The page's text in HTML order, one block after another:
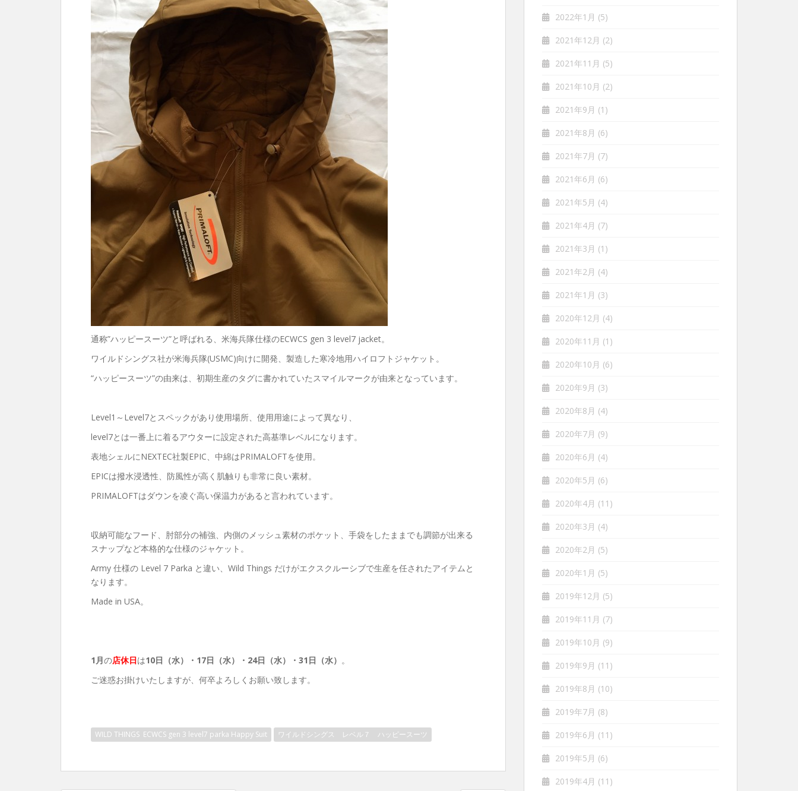
通称”ハッピースーツ”と呼ばれる、米海兵隊仕様のECWCS gen 3 level7 jacket。
ワイルドシングス社が米海兵隊(USMC)向けに開発、製造した寒冷地用ハイロフトジャケット。
“ハッピースーツ”の由来は、初期生産のタグに書かれていたスマイルマークが由来となっています。
Level1～Level7とスペックがあり使用場所、使用用途によって異なり、
level7とは一番上に着るアウターに設定された高基準レベルになります。
表地シェルにNEXTEC社製EPIC、中綿はPRIMALOFTを使用。
EPICは撥水浸透性、防風性が高く肌触りも非常に良い素材。
PRIMALOFTはダウンを凌ぐ高い保温力があると言われています。
収納可能なフード、肘部分の補強、内側のメッシュ素材のポケット、手袋をしたままでも調節が出来る
スナップなど本格的な仕様のジャケット。
Army 仕様の Level 7 Parka と違い、Wild Things だけがエクスクルーシブで生産を任されたアイテムと
なります。
Made in USA。
1月の店休日は10日（水） ・17日（水）・24日（水）・31日（水） 。
ご迷惑お掛けいたしますが、何卒よろしくお願い致します。
WILD THINGS ECWCS gen 3 level7 parka Happy Suit ワイルドシングス レベル７ ハッピースーツ
2022年1月 (5)
2021年12月 (2)
2021年11月 (5)
2021年10月 (2)
2021年9月 (1)
2021年8月 (6)
2021年7月 (7)
2021年6月 (6)
2021年5月 (4)
2021年4月 (7)
2021年3月 (1)
2021年2月 (4)
2021年1月 (3)
2020年12月 (4)
2020年11月 (1)
2020年10月 (6)
2020年9月 (3)
2020年8月 (4)
2020年7月 (9)
2020年6月 (4)
2020年5月 (6)
2020年4月 (11)
2020年3月 (4)
2020年2月 (5)
2020年1月 (5)
2019年12月 (5)
2019年11月 (7)
2019年10月 (9)
2019年9月 (11)
2019年8月 (10)
2019年7月 (8)
2019年6月 (11)
2019年5月 (6)
2019年4月 (11)